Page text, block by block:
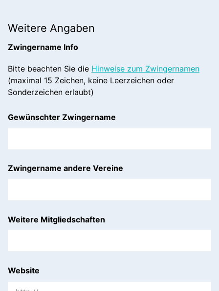
Weitere Angaben
Zwingername Info
Bitte beachten Sie die Hinweise zum Zwingernamen
(maximal 15 Zeichen, keine Leerzeichen oder
Sonderzeichen erlaubt)
Gewünschter Zwingername
Zwingername andere Vereine
Weitere Mitgliedschaften
Website